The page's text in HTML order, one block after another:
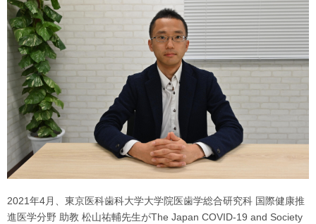
2021年4月、東京医科歯科大学大学院医歯学総合研究科 国際健康推
進医学分野 助教 松山祐輔先生がThe Japan COVID-19 and Society